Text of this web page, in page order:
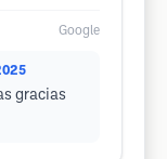
Google
gracias